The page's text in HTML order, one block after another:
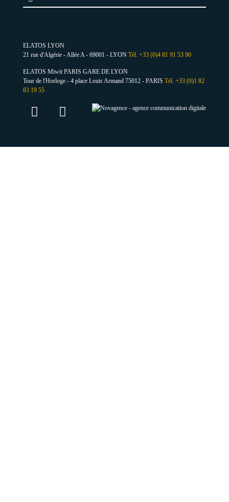
ELATOS LYON
21 rue d'Algérie - Allée A - 69001 - LYON Tél. +33 (0)4 81 91 53 90
ELATOS Miwit PARIS GARE DE LYON
Tour de l'Horloge - 4 place Louis Armand 75012 - PARIS Tél. +33 (0)1 82
83 19 55